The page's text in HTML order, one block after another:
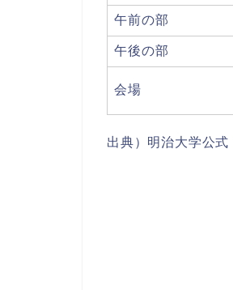
午前の部
午後の部
会場
出典）明治大学公式